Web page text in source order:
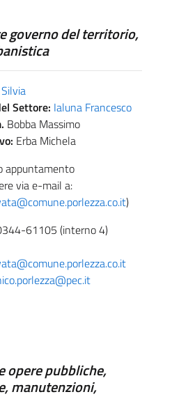
governo del territorio,
Settore: Ialuna Francesco
Bobba Massimo
Erba Michela
appuntamento
via e-mail a:
)
61105 (interno 4)
opere pubbliche,
manutenzioni,